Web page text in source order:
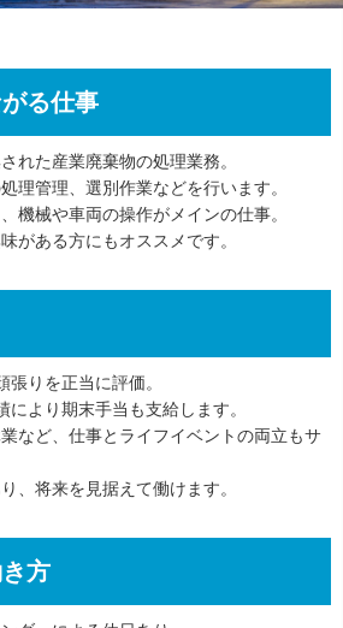
る仕事
れた産業廃棄物の処理業務。
理管理、選別作業などを行います。
機械や車両の操作がメインの仕事。
がある方にもオススメです。
りを正当に評価。
より期末手当も支給します。
など、仕事とライフイベントの両立もサ
、将来を見据えて働けます。
方